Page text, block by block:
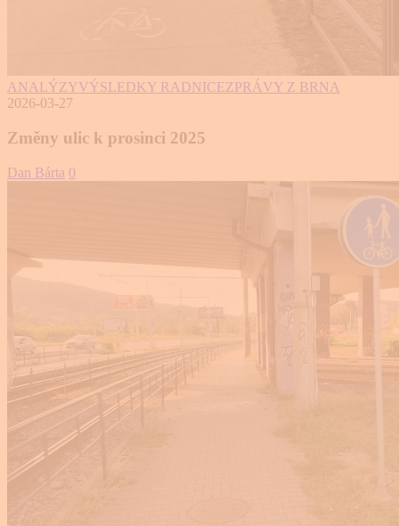
ANALÝZYVÝSLEDKY RADNICEZPRÁVY Z BRNA
2026-03-27
Změny ulic k prosinci 2025
Dan Bárta 0